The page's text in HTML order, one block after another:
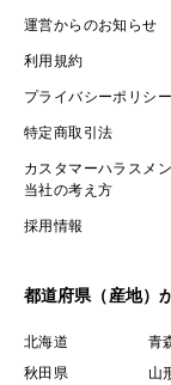
運営からのお知らせ
利用規約
プライバシーポリシー
特定商取引法
カスタマーハラスメ
当社の考え方
採用情報
都道府県（産地）
北海道 青
秋田県
山